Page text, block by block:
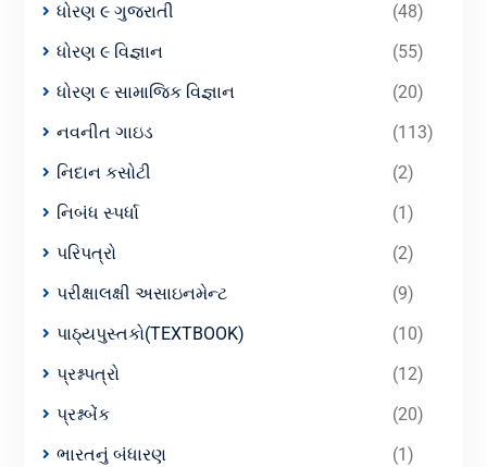
ધોરણ ૯ ગુજરાતી
(48)
ધોરણ ૯ વિજ્ઞાન
(55)
ધોરણ ૯ સામાજિક વિજ્ઞાન
(20)
નવનીત ગાઇડ
(113)
નિદાન કસોટી
(2)
નિબંધ સ્પર્ધા
(1)
પરિપત્રો
(2)
પરીક્ષાલક્ષી અસાઇનમેન્ટ
(9)
પાઠ્યપુસ્તકો(TEXTBOOK)
(10)
પ્રશ્નપત્રો
(12)
પ્રશ્નબેંક
(20)
ભારતનું બંધારણ
(1)